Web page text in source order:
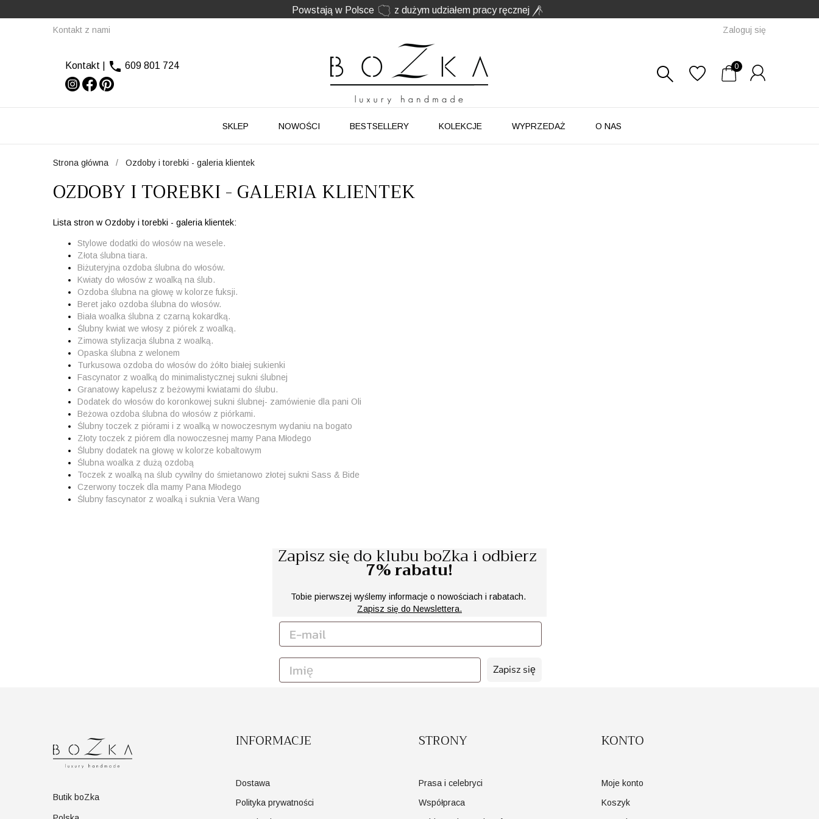
Powstają w Polsce
z dużym udziałem pracy ręcznej
Kontakt z nami Zaloguj się
Kontakt  609 801 724 0
SKLEP NOWOŚCI BESTSELLERY KOLEKCJE WYPRZEDAŻ O NAS
Strona główna Ozdoby i torebki - galeria klientek
OZDOBY I TOREBKI - GALERIA KLIENTEK
Lista stron w Ozdoby i torebki - galeria klientek:
Stylowe dodatki do włosów na wesele.
Złota ślubna tiara.
Biżuteryjna ozdoba ślubna do włosów.
Kwiaty do włosów z woalką na ślub.
Ozdoba ślubna na głowę w kolorze fuksji.
Beret jako ozdoba ślubna do włosów.
Biała woalka ślubna z czarną kokardką.
Ślubny kwiat we włosy z piórek z woalką.
Zimowa stylizacja ślubna z woalką.
Opaska ślubna z welonem
Turkusowa ozdoba do włosów do żółto białej sukienki
Fascynator z woalką do minimalistycznej sukni ślubnej
Granatowy kapelusz z beżowymi kwiatami do ślubu.
Dodatek do włosów do koronkowej sukni ślubnej- zamówienie dla pani Oli
Beżowa ozdoba ślubna do włosów z piórkami.
Ślubny toczek z piórami i z woalką w nowoczesnym wydaniu na bogato
Złoty toczek z piórem dla nowoczesnej mamy Pana Młodego
Ślubny dodatek na głowę w kolorze kobaltowym
Ślubna woalka z dużą ozdobą
Toczek z woalką na ślub cywilny do śmietanowo złotej sukni Sass & Bide
Czerwony toczek dla mamy Pana Młodego
Ślubny fascynator z woalką i suknia Vera Wang
Zapisz się do klubu boZka i odbierz
7% rabatu!
Tobie pierwszej wyślemy informacje o nowościach i rabatach.
Zapisz się do Newslettera.
Zapisz się
Butik boZka
INFORMACJE
Dostawa
Polityka prywatności
STRONY
Prasa i celebryci
Współpraca
KONTO
Moje konto
Koszyk